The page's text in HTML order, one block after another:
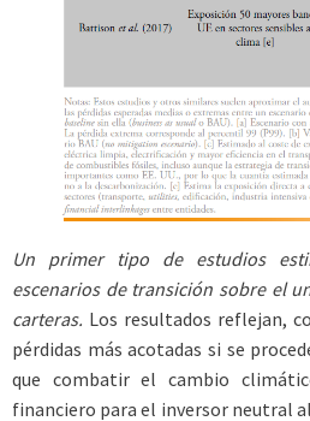
Un primer tipo de estudios
escenarios de transición sobre el
carteras. Los resultados reflejan,
pérdidas más acotadas si se
que combatir el cambio
financiero para el inversor neutral